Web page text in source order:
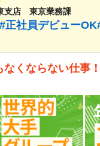
支店 東京業務課
正社員デビュー
くならない仕事